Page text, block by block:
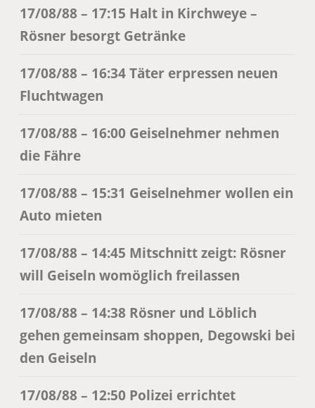
17/08/88 – 17:15 Halt in Kirchweye –
Rösner besorgt Getränke
17/08/88 – 16:34 Täter erpressen neuen
Fluchtwagen
17/08/88 – 16:00 Geiselnehmer nehmen
die Fähre
17/08/88 – 15:31 Geiselnehmer wollen ein
Auto mieten
17/08/88 – 14:45 Mitschnitt zeigt: Rösner
will Geiseln womöglich freilassen
17/08/88 – 14:38 Rösner und Löblich
gehen gemeinsam shoppen, Degowski bei
den Geiseln
17/08/88 – 12:50 Polizei errichtet